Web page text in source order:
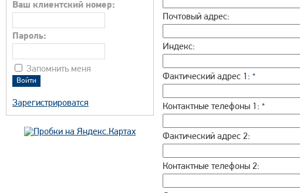
Ваш клиентский номер:
Пароль:
Запомнить меня
Зарегистрироватся
Почтовый адрес:
Индекс:
Фактический адрес 1: *
Контактные телефоны 1: *
Фактический адрес 2:
Контактные телефоны 2: